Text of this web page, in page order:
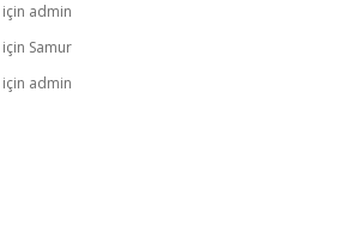
için admin
için Samur
için admin